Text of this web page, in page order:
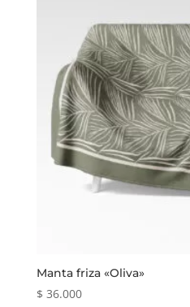
Manta friza «Oliva»
$ 36.000